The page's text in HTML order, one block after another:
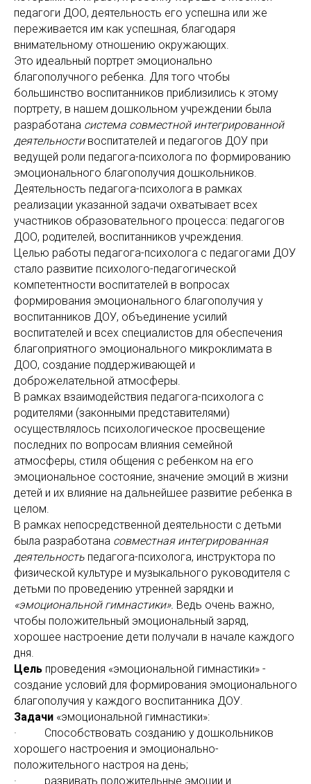
педагоги ДОО, деятельность его успешна или же
переживается им как успешная, благодаря
внимательному отношению окружающих.
Это идеальный портрет эмоционально
благополучного ребенка. Для того чтобы
большинство воспитанников приблизились к этому
портрету, в нашем дошкольном учреждении была
разработана система совместной интегрированной
деятельностивоспитателей и педагогов ДОУ при
ведущей роли педагога-психолога по формированию
эмоционального благополучия дошкольников.
Деятельность педагога-психолога в рамках
реализации указанной задачи охватывает всех
участников образовательного процесса: педагогов
ДОО, родителей, воспитанников учреждения.
Целью работы педагога-психолога с педагогами ДОУ
стало развитие психолого-педагогической
компетентности воспитателей в вопросах
формирования эмоционального благополучия у
воспитанников ДОУ, объединение усилий
воспитателей и всех специалистов для обеспечения
благоприятного эмоционального микроклимата в
ДОО, создание поддерживающей и
доброжелательной атмосферы.
В рамках взаимодействия педагога-психолога с
родителями (законными представителями)
осуществлялось психологическое просвещение
последних по вопросам влияния семейной
атмосферы, стиля общения с ребенком на его
эмоциональное состояние, значение эмоций в жизни
детей и их влияние на дальнейшее развитие ребенка в
целом.
В рамках непосредственной деятельности с детьми
была разработана совместная интегрированная
деятельность педагога-психолога, инструктора по
физической культуре и музыкального руководителя с
детьми по проведению утренней зарядки и
«эмоциональной гимнастики». Ведь очень важно,
чтобы положительный эмоциональный заряд,
хорошее настроение дети получали в начале каждого
дня.
Цель проведения «эмоциональной гимнастики» -
создание условий для формирования эмоционального
благополучия у каждого воспитанника ДОУ.
Задачи «эмоциональной гимнастики»:
· Способствовать созданию у дошкольников
хорошего настроения и эмоционально-
положительного настроя на день;
· развивать положительные эмоции и